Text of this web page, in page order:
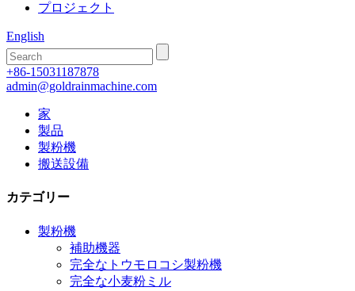
プロジェクト
English
+86-15031187878
admin@goldrainmachine.com
家
製品
製粉機
搬送設備
カテゴリー
製粉機
補助機器
完全なトウモロコシ製粉機
完全な小麦粉ミル